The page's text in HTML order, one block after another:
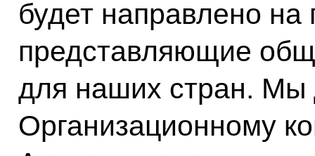
будет направлено
представляющие
для наших стран. Мы
Организационному